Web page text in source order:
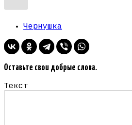
Чернушка
Оставьте свои добрые слова.
Текст